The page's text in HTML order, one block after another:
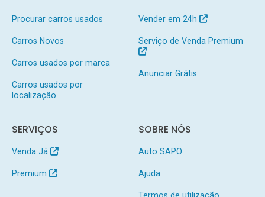
Procurar carros usados
Carros Novos
Carros usados por marca
Carros usados por
localização
Vender em 24h
Serviço de Venda Premium
Anunciar Grátis
SERVIÇOS
Venda Já
Premium
SOBRE NÓS
Auto SAPO
Ajuda